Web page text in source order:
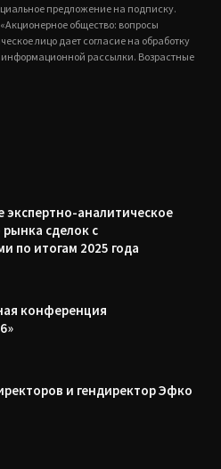
предложение на подписку.
общество: вопросы
лицо дает согласие на обработку
рассылки. Возрастные
аналитическое
рынка сделок с
по итогам 2025 года
конференция
и гендиректор Эфко